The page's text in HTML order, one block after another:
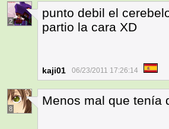
2
punto debil el
partio la cara XD
kaji01 06/23/2011 17:26:14
8
Menos mal que tenía